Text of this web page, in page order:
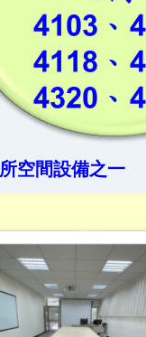
空間設備之一